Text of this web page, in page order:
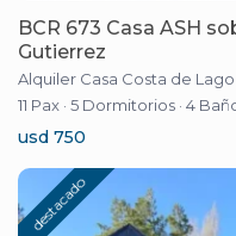
BCR 673 Casa ASH
Gutierrez
Alquiler Casa Costa de Lago
11 Pax · 5 Dormitorios · 4
usd 750
destacado